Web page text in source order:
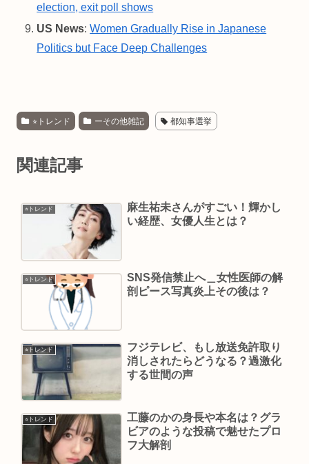
election, exit poll shows
US News:Women Gradually Rise in Japanese
Politics but Face Deep Challenges
⭐︎トレンド ーその他雑記 都知事選挙
関連記事
⭐︎トレンド
麻生祐未さんがすごい！輝かし
い経歴、女優人生とは？
⭐︎トレンド
SNS発信禁止へ＿女性医師の解
剖ピース写真炎上その後は？
⭐︎トレンド
フジテレビ、もし放送免許取り
消しされたらどうなる？過激化
する世間の声
⭐︎トレンド
工藤のかの身長や本名は？グラ
ビアのような投稿で魅せたプロ
フ大解剖